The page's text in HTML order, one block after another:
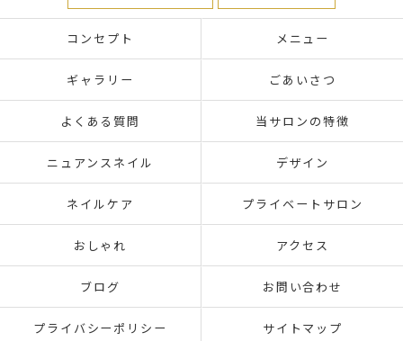
コンセプト メニュー
ギャラリー ごあいさつ
よくある質問 当サロンの特徴
ニュアンスネイル デザイン
ネイルケア プライベートサロン
おしゃれ アクセス
ブログ お問い合わせ
プライバシーポリシー サイトマップ